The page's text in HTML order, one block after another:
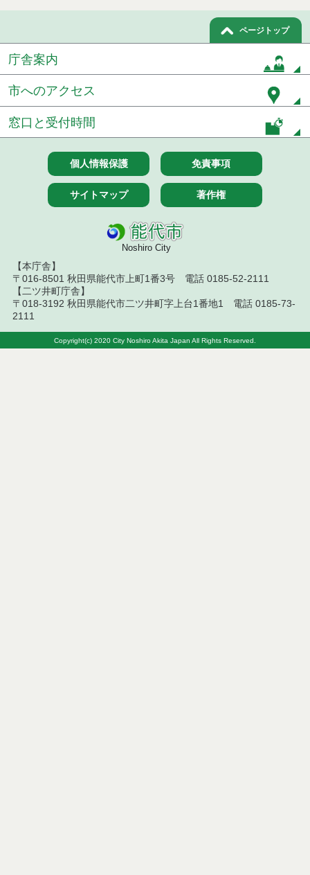
札）（電子入札）
令和８年７月１7日執行 工事入札結果（条件付一般
令和８年７月１５日執行 委託・賃貸借等見積徴取
結果
札）（電子入札）
７月１４日公告開始 建設コンサルタント等（条件
付一般競争入札）（電子入札）
令和８年７月１４日執行 建設コンサルタント等入
札結果（条件付一般競争入札）
令和８年７月１０日執行 物品（応募型入札等）結
果
令和８年７月１０日執行 委託・賃貸借等入札結果
令和８年７月１０日執行 物品（指名競争入札等）
結果
ページトップ
庁舎案内
市へのアクセス
窓口と受付時間
個人情報保護 免責事項
サイトマップ 著作権
Noshiro City
【本庁舎】
〒016-8501 秋田県能代市上町1番3号 電話 0185-52-2111
【二ツ井町庁舎】
〒018-3192 秋田県能代市二ツ井町字上台1番地1 電話 0185-73-
2111
Copyright(c) 2020 City Noshiro Akita Japan All Rights Reserved.